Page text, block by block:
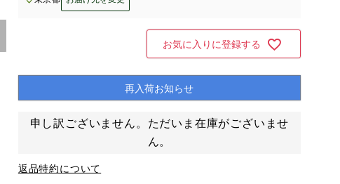
お気に入りに登録する
再入荷お知らせ
申し訳ございません。ただいま在庫がございませ
ん。
返品特約について